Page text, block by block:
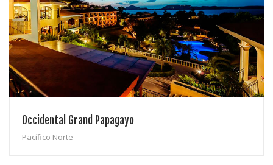
Occidental Grand Papagayo
Pacífico Norte